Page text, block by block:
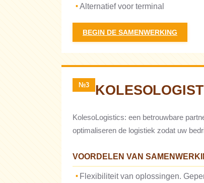
Alternatief voor terminal
BEGIN DE SAMENWERKING
№3
KolesoLogistics: een betrouwbare
optimaliseren de logistiek zodat uw
VOORDELEN VAN
Flexibiliteit van oplossingen.